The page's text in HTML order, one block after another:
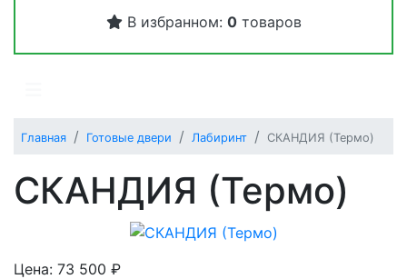
В избранном: 0товаров
Главная Готовые двери Лабиринт СКАНДИЯ (Термо)
СКАНДИЯ (Термо)
Цена: 73 500 ₽